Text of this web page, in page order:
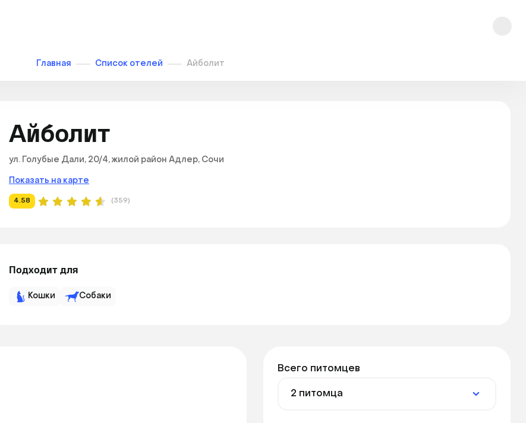
Главная Список отелей Айболит
Айболит
ул. Голубые Дали, 20/4, жилой район Адлер, Сочи
Показать на карте
4.58 (359)
Подходит для
Кошки Собаки
Всего питомцев